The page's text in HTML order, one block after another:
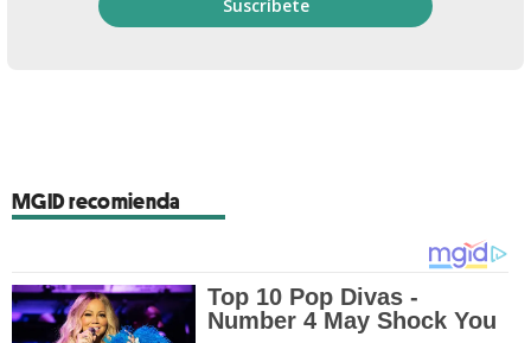
MGID recomienda